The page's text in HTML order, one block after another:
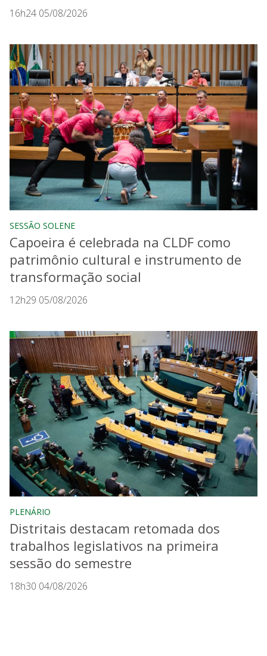
16h24 05/08/2026
SESSÃO SOLENE
Capoeira é celebrada na CLDF como
patrimônio cultural e instrumento de
transformação social
12h29 05/08/2026
PLENÁRIO
Distritais destacam retomada dos
trabalhos legislativos na primeira
sessão do semestre
18h30 04/08/2026